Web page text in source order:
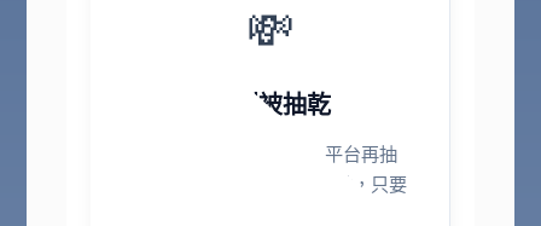
💸
淨利被抽乾
食材成本漲、人工漲，平台再抽
35%。剩下的利潤微乎其微，只要